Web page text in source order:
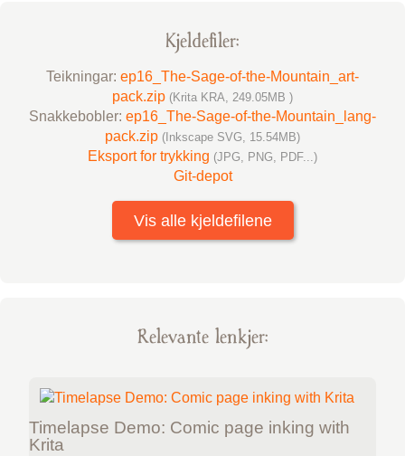
Kjelde­filer:
Teikningar: ep16_The-Sage-of-the-Mountain_art-
pack.zip (Krita KRA, 249.05MB )
Snakke­bobler: ep16_The-Sage-of-the-Mountain_lang-
pack.zip (Inkscape SVG, 15.54MB)
Eksport for trykking (JPG, PNG, PDF...)
Git-depot
Vis alle kjeldefilene
Relevante lenkjer:
Timelapse Demo: Comic page inking with
Krita